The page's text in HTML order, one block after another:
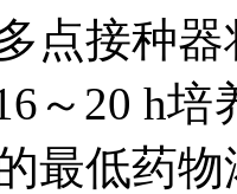
点接种
～20 h培
最低药